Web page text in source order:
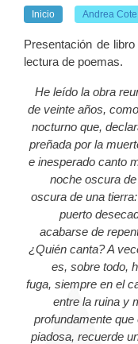
Inicio Andrea Cote
Presentación de libro
lectura de poemas.
He leído la obra
de veinte años,
nocturno que,
preñada por la
e inesperado canto
noche oscura
oscura de una
puerto
acabarse de
¿Quién canta? A
es, sobre todo,
fuga, siempre en el
entre la ruina y
profundamente
piadosa, recuerde